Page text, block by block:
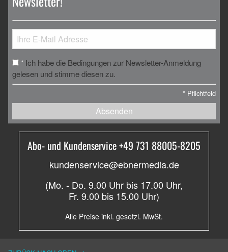
* Ich habe die Bedingungen zur Newsletter-Anmeldung
gelesen und stimme diesen zu.
* Pflichtfeld
Absenden
Abo- und Kundenservice +49 731 88005-8205
kundenservice@ebnermedia.de
(Mo. - Do. 9.00 Uhr bis 17.00 Uhr,
Fr. 9.00 bis 15.00 Uhr)
Alle Preise inkl. gesetzl. MwSt.